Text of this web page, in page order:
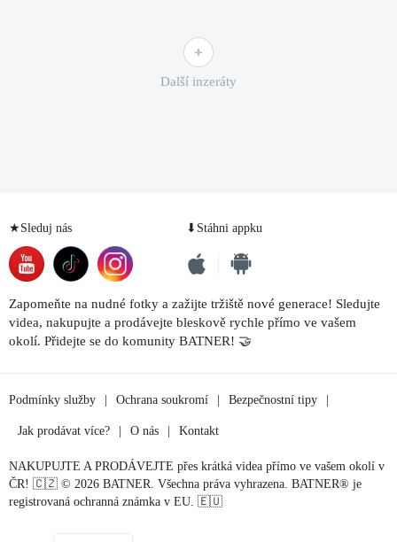
Další inzeráty
★Sleduj nás ⬇Stáhni appku
Zapomeňte na nudné fotky a zažijte tržiště nové generace! Sledujte
videa, nakupujte a prodávejte bleskově rychle přímo ve vašem
okolí. Přidejte se do komunity BATNER! 🤝
Podmínky služby Ochrana soukromí Bezpečnostní tipy
Jak prodávat více? O nás Kontakt
NAKUPUJTE A PRODÁVEJTE přes krátká videa přímo ve vašem okolí v
ČR! 🇨🇿 © 2026 BATNER. Všechna práva vyhrazena. BATNER® je
registrovaná ochranná známka v EU. 🇪🇺